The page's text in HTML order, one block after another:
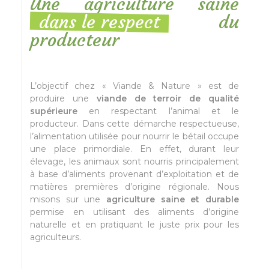
dans le respect du
producteur
L’objectif chez « Viande & Nature » est de
produire une viande de terroir de qualité
supérieure en respectant l’animal et le
producteur. Dans cette démarche respectueuse,
l’alimentation utilisée pour nourrir le bétail occupe
une place primordiale. En effet, durant leur
élevage, les animaux sont nourris principalement
à base d’aliments provenant d’exploitation et de
matières premières d’origine régionale. Nous
misons sur une agriculture saine et durable
permise en utilisant des aliments d’origine
naturelle et en pratiquant le juste prix pour les
agriculteurs.